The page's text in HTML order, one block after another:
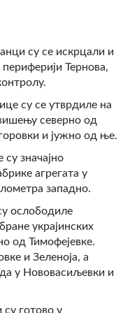
су се искрцали и
Тернова,
су се утврдиле на
северно од
и јужно од ње.
значајно
агрегата у
западно.
ослободиле
украјинских
од Тимофејевке.
и Зеленоја, а
у Нововасиљевки и
готово у